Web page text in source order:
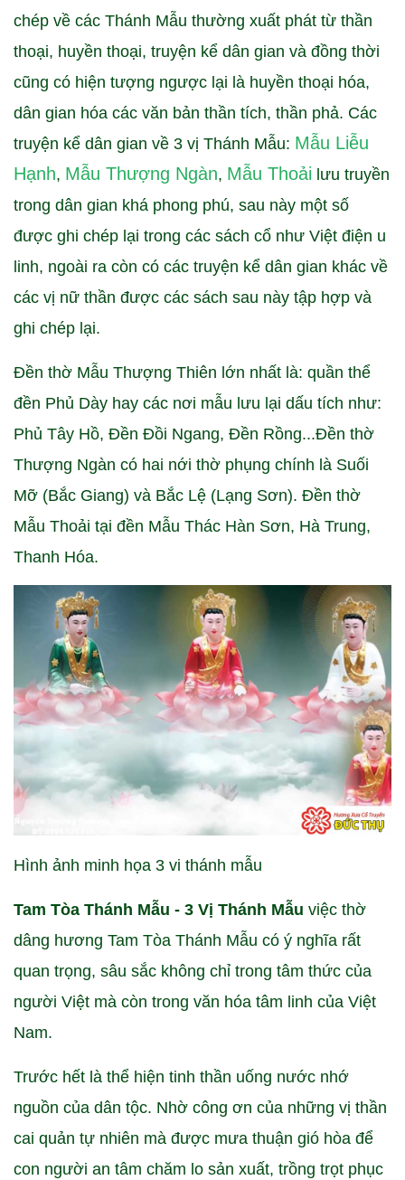
chép về các Thánh Mẫu thường xuất phát từ thần
thoại, huyền thoại, truyện kể dân gian và đồng thời
cũng có hiện tượng ngược lại là huyền thoại hóa,
dân gian hóa các văn bản thần tích, thần phả. Các
truyện kể dân gian về 3 vị Thánh Mẫu: Mẫu Liễu
Hạnh, Mẫu Thượng Ngàn, Mẫu Thoải lưu truyền
trong dân gian khá phong phú, sau này một số
được ghi chép lại trong các sách cổ như Việt điện u
linh, ngoài ra còn có các truyện kể dân gian khác về
các vị nữ thần được các sách sau này tập hợp và
ghi chép lại.
Đền thờ Mẫu Thượng Thiên lớn nhất là: quần thể
đền Phủ Dày hay các nơi mẫu lưu lại dấu tích như:
Phủ Tây Hồ, Đền Đồi Ngang, Đền Rồng...Đền thờ
Thượng Ngàn có hai nới thờ phụng chính là Suối
Mỡ (Bắc Giang) và Bắc Lệ (Lạng Sơn). Đền thờ
Mẫu Thoải tại đền Mẫu Thác Hàn Sơn, Hà Trung,
Thanh Hóa.
Hình ảnh minh họa 3 vi thánh mẫu
Tam Tòa Thánh Mẫu - 3 Vị Thánh Mẫu việc thờ
dâng hương Tam Tòa Thánh Mẫu có ý nghĩa rất
quan trọng, sâu sắc không chỉ trong tâm thức của
người Việt mà còn trong văn hóa tâm linh của Việt
Nam.
Trước hết là thể hiện tinh thần uống nước nhớ
nguồn của dân tộc. Nhờ công ơn của những vị thần
cai quản tự nhiên mà được mưa thuận gió hòa để
con người an tâm chăm lo sản xuất, trồng trọt phục